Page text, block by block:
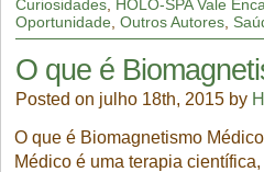
Curiosidades, HOLO-SPA Vale
Oportunidade Outros Autores,
O que é
Posted on julho 18th, 2015 by
O que é Biomagnetismo
Médico é uma terapia